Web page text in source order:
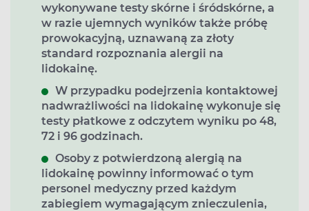
wykonywane testy skórne i śródskórne, a
w razie ujemnych wyników także próbę
prowokacyjną, uznawaną za złoty
standard rozpoznania alergii na
lidokainę.
W przypadku podejrzenia kontaktowej
nadwrażliwości na lidokainę wykonuje się
testy płatkowe z odczytem wyniku po 48,
72 i 96 godzinach.
Osoby z potwierdzoną alergią na
lidokainę powinny informować o tym
personel medyczny przed każdym
zabiegiem wymagającym znieczulenia,